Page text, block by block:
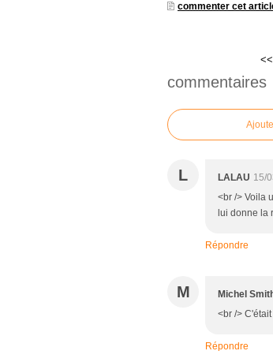
commenter cet
commentaires
L LALAU 15/
<br /> Voila
lui donne la
Répondre
M Michel
<br />
Répondre